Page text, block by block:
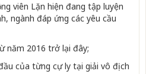
viên Lặn hiện đang tập luyện
ngành đáp ứng các yêu cầu
năm 2016 trở lại đây;
của từng cự ly tại giải vô địch